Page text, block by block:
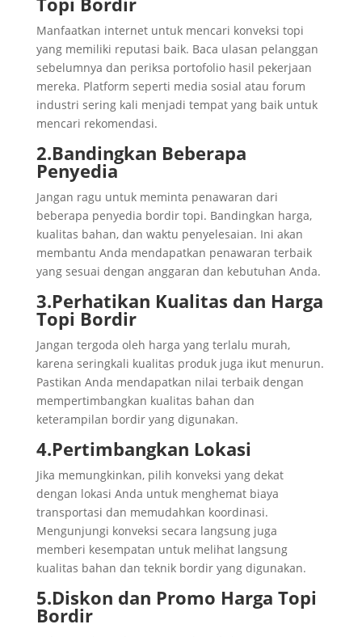
Manfaatkan internet untuk mencari konveksi topi
yang memiliki reputasi baik. Baca ulasan pelanggan
sebelumnya dan periksa portofolio hasil pekerjaan
mereka. Platform seperti media sosial atau forum
industri sering kali menjadi tempat yang baik untuk
mencari rekomendasi.
2.Bandingkan Beberapa
Penyedia
Jangan ragu untuk meminta penawaran dari
beberapa penyedia bordir topi. Bandingkan harga,
kualitas bahan, dan waktu penyelesaian. Ini akan
membantu Anda mendapatkan penawaran terbaik
yang sesuai dengan anggaran dan kebutuhan Anda.
3.Perhatikan Kualitas dan Harga
Topi Bordir
Jangan tergoda oleh harga yang terlalu murah,
karena seringkali kualitas produk juga ikut menurun.
Pastikan Anda mendapatkan nilai terbaik dengan
mempertimbangkan kualitas bahan dan
keterampilan bordir yang digunakan.
4.Pertimbangkan Lokasi
Jika memungkinkan, pilih konveksi yang dekat
dengan lokasi Anda untuk menghemat biaya
transportasi dan memudahkan koordinasi.
Mengunjungi konveksi secara langsung juga
memberi kesempatan untuk melihat langsung
kualitas bahan dan teknik bordir yang digunakan.
5.Diskon dan Promo Harga Topi
Bordir